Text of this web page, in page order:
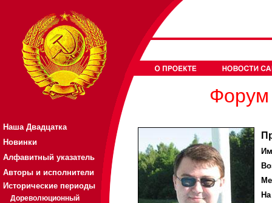
Наша Двадцатка
Новинки
Алфавитный указатель
Авторы и исполнители
Исторические периоды
Дореволюционный
Форум